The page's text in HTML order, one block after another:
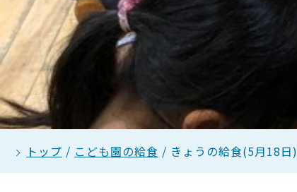
トップ / こども園の給食 / きょうの給食(5月18日)